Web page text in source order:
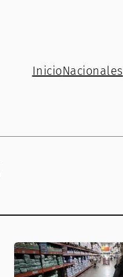
InicioNacionales